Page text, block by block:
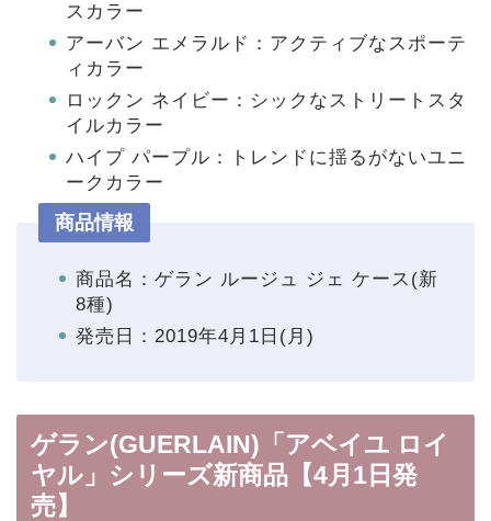
スカラー
アーバン エメラルド：アクティブなスポーテ
ィカラー
ロックン ネイビー：シックなストリートスタ
イルカラー
ハイプ パープル：トレンドに揺るがないユニ
ークカラー
商品情報
商品名：ゲラン ルージュ ジェ ケース(新
8種)
発売日：2019年4月1日(月)
ゲラン(GUERLAIN)「アベイユ ロイ
ヤル」シリーズ新商品【4月1日発
売】